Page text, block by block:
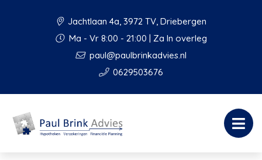
Jachtlaan 4a, 3972 TV, Driebergen
Ma - Vr 8:00 - 21:00 | Za In overleg
paul@paulbrinkadvies.nl
0629503676